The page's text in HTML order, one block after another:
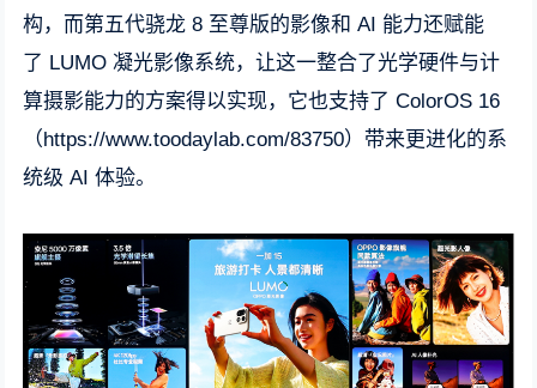
构，而第五代骁龙 8 至尊版的影像和 AI 能力还赋能
了 LUMO 凝光影像系统，让这一整合了光学硬件与计
算摄影能力的方案得以实现，它也支持了 ColorOS 16
（https://www.toodaylab.com/83750）带来更进化的系
统级 AI 体验。